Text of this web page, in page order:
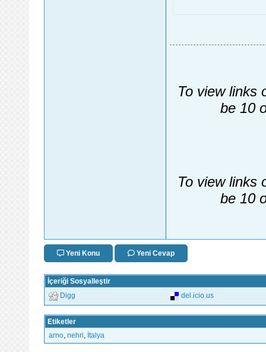
To view links
be 10
To view links
be 10
Yeni Konu Yeni Cevap
İçeriği Sosyalleştir
Digg del.icio.us
Etiketler
arno nehri İtalya